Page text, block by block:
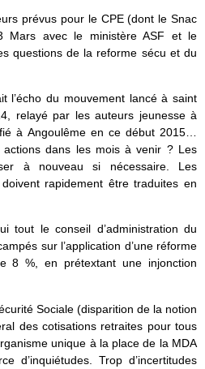
prévus pour le CPE (dont le Snac
avec le ministère ASF et le
questions de la reforme sécu et du
l’écho du mouvement lancé à saint
relayé par les auteurs jeunesse à
à Angoulême en ce début 2015…
actions dans les mois à venir ? Les
à nouveau si nécessaire. Les
rapidement être traduites en
tout le conseil d’administration du
sur l’application d’une réforme
8 %, en prétextant une injonction
Sociale (disparition de la notion
des cotisations retraites pour tous
unique à la place de la MDA
d’inquiétudes. Trop d’incertitudes